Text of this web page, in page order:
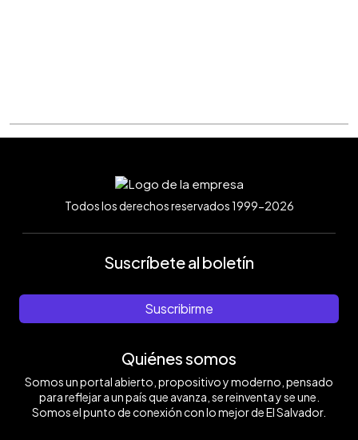
Todos los derechos reservados 1999-2026
Suscríbete al boletín
Suscribirme
Quiénes somos
Somos un portal abierto, propositivo y moderno, pensado
para reflejar a un país que avanza, se reinventa y se une.
Somos el punto de conexión con lo mejor de El Salvador.